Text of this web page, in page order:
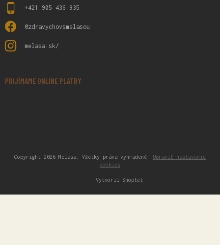
+421 905 436 935
@zdravychovsmelasou
melasa.sk/
PRIJÍMAME ONLINE PLATBY
Vytvoril Shoptet
Copyright 2026 Melasa . Všetky práva vyhradené. Upraviť nastavenie
cookies